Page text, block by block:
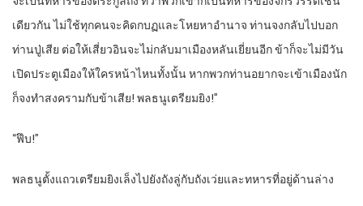
เดียวกัน ไม่ใช้ทุกคนจะคิดกบฏและโหยหาอำนาจ ท่านจงกลับไปบอก
ท่านปู่เสีย ต่อให้เสี่ยวอินจะไม่กลับมาเมืองหลันเยี่ยนอีก ข้าก็จะไม่มีวัน
เปิดประตูเมืองให้ใครหน้าไหนทั้งนั้น หากพวกท่านอยากจะเข้าเมืองนัก
ก็จงทำสงครามกับข้าเสีย! พลธนูเตรียมยิง!”
“ฟึบ!”
พลธนูตั้งแถวเตรียมยิงเล็งไปยังถังลู่กับถังเว่ยและทหารที่อยู่ด้านล่าง